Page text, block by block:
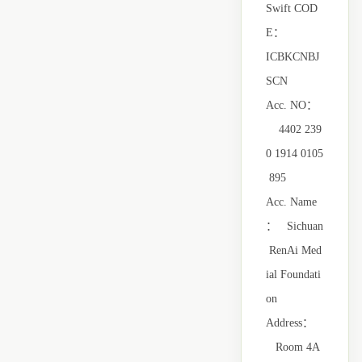
Swift COD
E：
ICBKCNBJ
SCN
Acc. NO：
4402 239
0 1914 0105
895
Acc. Name
：
Sichuan
RenAi Med
ial Foundati
on
Address：
Room 4A